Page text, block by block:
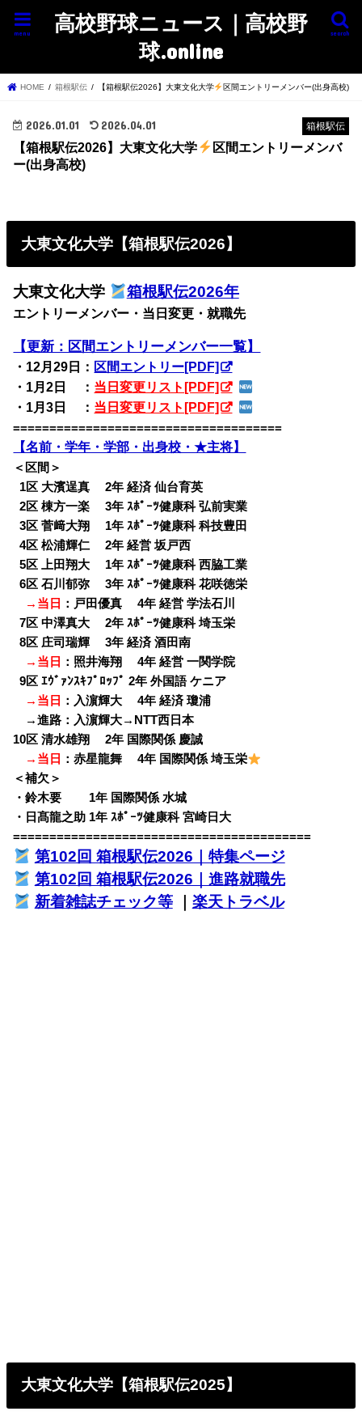
高校野球ニュース｜高校野
球.online
search
menu
HOME 箱根駅伝 【箱根駅伝2026】大東文化大学 区間エントリーメンバー(出身高校)
箱根駅伝
2026.01.01 2026.04.01
【箱根駅伝2026】大東文化大学
区間エントリーメンバ
ー(出身高校)
大東文化大学【箱根駅伝2026】
大東文化大学 箱根駅伝2026年
エントリーメンバー・当日変更・就職先
【更新：区間エントリーメンバー一覧】
・12月29日： 区間エントリー[PDF]
・1月2日
： 当日変更リスト[PDF]
・1月3日
： 当日変更リスト[PDF]
=====================================
【名前・学年・学部・出身校・★主将】
＜区間＞
1区 大濱逞真 2年 経済 仙台育英
02区 棟方一楽 3年 ｽﾎﾟｰﾂ健康科 弘前実業
03区 菅﨑大翔 1年 ｽﾎﾟｰﾂ健康科 科技豊田
04区 松浦輝仁 2年 経営 坂戸西
05区 上田翔大 1年 ｽﾎﾟｰﾂ健康科 西脇工業
06区 石川郁弥 3年 ｽﾎﾟｰﾂ健康科 花咲徳栄
→当日 ：戸田優真 4年 経営 学法石川
07区 中澤真大 2年 ｽﾎﾟｰﾂ健康科 埼玉栄
08区 庄司瑞輝 3年 経済 酒田南
→当日 ：照井海翔 4年 経営 一関学院
09区 ｴｳﾞｧﾝｽｷﾌﾟﾛｯﾌﾟ 2年 外国語 ケニア
→当日 ：入濵輝大 4年 経済 瓊浦
→進路：入濵輝大→NTT西日本
10区 清水雄翔 2年 国際関係 慶誠
→当日 ：赤星龍舞 4年 国際関係 埼玉栄
＜補欠＞
・鈴木要 1年 国際関係 水城
・日髙龍之助 1年 ｽﾎﾟｰﾂ健康科 宮崎日大
=========================================
第102回 箱根駅伝2026｜特集ページ
第102回 箱根駅伝2026｜進路就職先
新着雑誌チェック等｜ 楽天トラベル
大東文化大学【箱根駅伝2025】